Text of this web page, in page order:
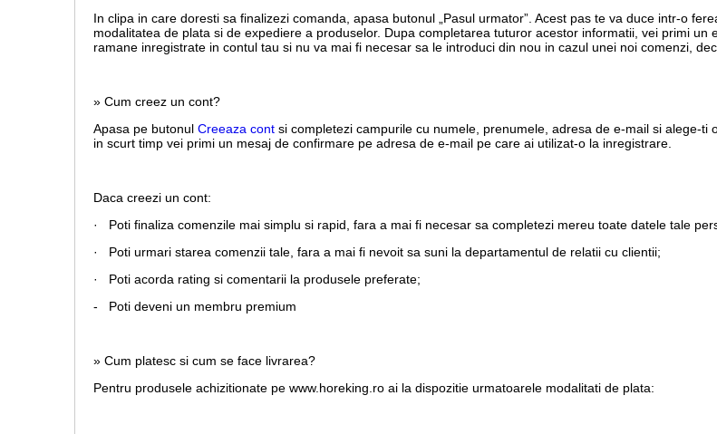
In clipa in care doresti sa finalizezi comanda, apasa butonul „Pasul urmator”. Acest pas te va duce intr-o
modalitatea de plata si de expediere a produselor. Dupa completarea tuturor acestor informatii, vei primi
ramane inregistrate in contul tau si nu va mai fi necesar sa le introduci din nou in cazul unei noi comenzi,
» Cum creez un cont?
Apasa pe butonul Creeaza cont si completezi campurile cu numele, prenumele, adresa de e-mail si alege-ti
in scurt timp vei primi un mesaj de confirmare pe adresa de e-mail pe care ai utilizat-o la inregistrare.
Daca creezi un cont:
· Poti finaliza comenzile mai simplu si rapid, fara a mai fi necesar sa completezi mereu toate datele tale
· Poti urmari starea comenzii tale, fara a mai fi nevoit sa suni la departamentul de relatii cu clientii;
· Poti acorda rating si comentarii la produsele preferate;
- Poti deveni un membru premium
» Cum platesc si cum se face livrarea?
Pentru produsele achizitionate pe www.horeking.ro ai la dispozitie urmatoarele modalitati de plata: